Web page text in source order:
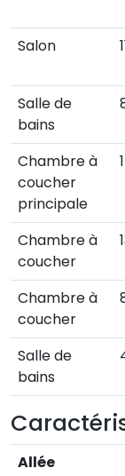
Salon
Salle de
bains
Chambre à
coucher
principale
Chambre à
coucher
Chambre à
coucher
Salle de
bains
Allée